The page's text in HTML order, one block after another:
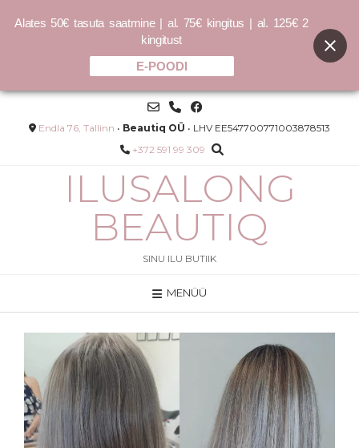
-
Ripsmepesuharjad + 60ml
ripsmepesuvaht
23.00€
Skip
contentEndla 76, Tallinn • Beautiq OÜ • LHV EE547700771003878513
+372 591 99 309
ILUSALONG
BEAUTIQ
SINU ILU BUTIIK
MENÜÜ
Alates 50€ tasuta saatmine | al. 75€ kingitus | al. 125€ 2
kingitust
E-POODI